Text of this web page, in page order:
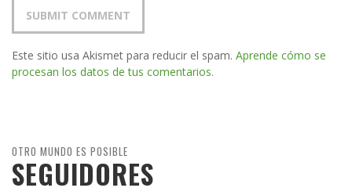
Este sitio usa Akismet para reducir el spam. Aprende cómo se
procesan los datos de tus comentarios.
OTRO MUNDO ES POSIBLE
SEGUIDORES